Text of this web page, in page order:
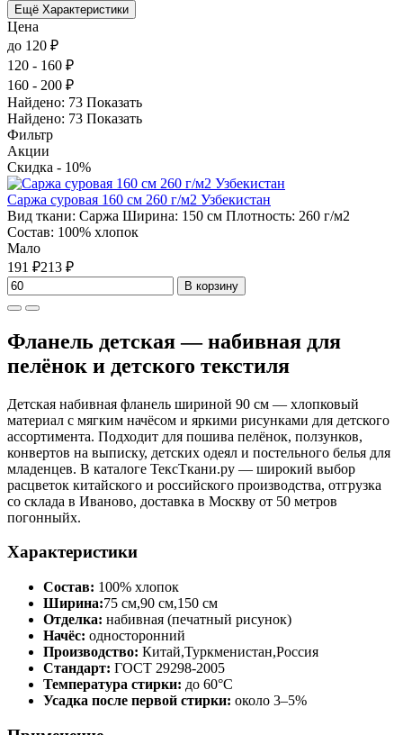
Ещё Характеристики
Цена
до 120 ₽
120 - 160 ₽
160 - 200 ₽
Найдено: 73 Показать
Найдено: 73 Показать
Фильтр
Акции
Скидка - 10%
Саржа суровая 160 см 260 г/м2 Узбекистан
Вид ткани: Саржа Ширина: 150 см Плотность: 260 г/м2
Состав: 100% хлопок
Мало
191 ₽213 ₽
В корзину
Фланель детская — набивная для
пелёнок и детского текстиля
Детская набивная фланель шириной 90 см — хлопковый
материал с мягким начёсом и яркими рисунками для детского
ассортимента. Подходит для пошива пелёнок, ползунков,
конвертов на выписку, детских одеял и постельного белья для
младенцев. В каталоге ТексТкани.ру — широкий выбор
расцветок китайского и российского производства, отгрузка
со склада в Иваново, доставка в Москву от 50 метров
погонныйх.
Характеристики
Состав: 100% хлопок
Ширина:75 см,90 см,150 см
Отделка: набивная (печатный рисунок)
Начёс: односторонний
Производство: Китай,Туркменистан,Россия
Стандарт: ГОСТ 29298-2005
Температура стирки: до 60°С
Усадка после первой стирки: около 3–5%